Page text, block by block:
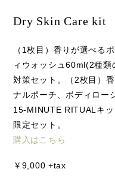
Dry Skin Care kit
（1枚目）香りが選べる
ィウォッシュ60ml(2種
対策セット。（2枚目）
ナルポーチ、ボディロー
15-MINUTE RITUALキ
限定セット。
購入はこちら
￥9,000 +tax